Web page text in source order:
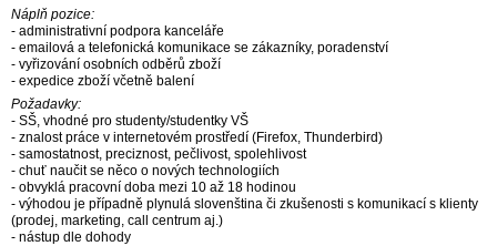
Náplň pozice:
- administrativní podpora kanceláře
- emailová a telefonická komunikace se zákazníky, poradenství
- vyřizování osobních odběrů zboží
- expedice zboží včetně balení
Požadavky:
- SŠ, vhodné pro studenty/studentky VŠ
- znalost práce v internetovém prostředí (Firefox, Thunderbird)
- samostatnost, preciznost, pečlivost, spolehlivost
- chuť naučit se něco o nových technologiích
- obvyklá pracovní doba mezi 10 až 18 hodinou
- výhodou je případně plynulá slovenština či zkušenosti s komunikací s klienty
(prodej, marketing, call centrum aj.)
- nástup dle dohody